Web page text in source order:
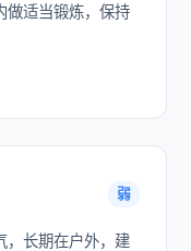
做适当锻炼，保持
弱
，长期在户外，建